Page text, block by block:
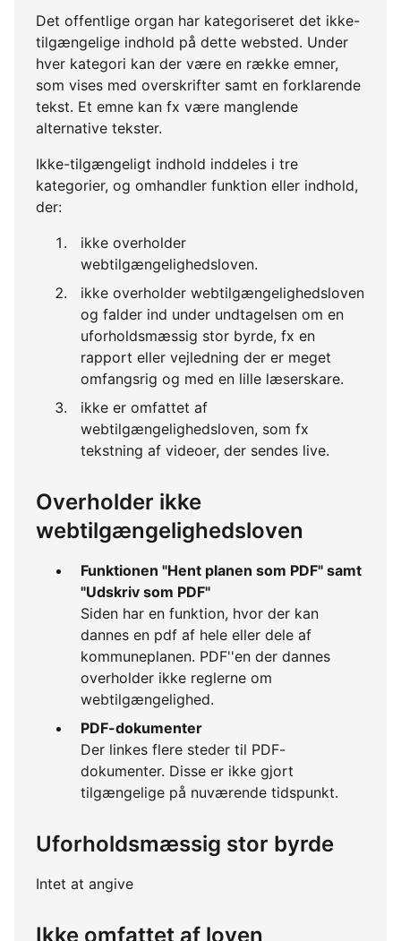
Det offentlige organ har kategoriseret det ikke-
tilgængelige indhold på dette websted. Under
hver kategori kan der være en række emner,
som vises med overskrifter samt en forklarende
tekst. Et emne kan fx være manglende
alternative tekster.
Ikke-tilgængeligt indhold inddeles i tre
kategorier, og omhandler funktion eller indhold,
der:
ikke overholder
webtilgængelighedsloven.
ikke overholder webtilgængelighedsloven
og falder ind under undtagelsen om en
uforholdsmæssig stor byrde, fx en
rapport eller vejledning der er meget
omfangsrig og med en lille læserskare.
ikke er omfattet af
webtilgængelighedsloven, som fx
tekstning af videoer, der sendes live.
Overholder ikke
webtilgængelighedsloven
Funktionen "Hent planen som PDF" samt
"Udskriv som PDF"
Siden har en funktion, hvor der kan
dannes en pdf af hele eller dele af
kommuneplanen. PDF''en der dannes
overholder ikke reglerne om
webtilgængelighed.
PDF-dokumenter
Der linkes flere steder til PDF-
dokumenter. Disse er ikke gjort
tilgængelige på nuværende tidspunkt.
Uforholdsmæssig stor byrde
Intet at angive
Ikke omfattet af loven